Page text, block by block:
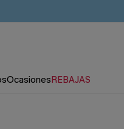
OcasionesREBAJAS